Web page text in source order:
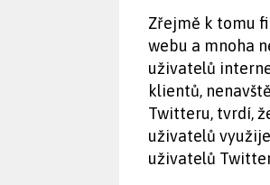
Zřejmě k tomu
webu a mnoha
uživatelů
klientů,
Twitteru, tvrdí,
uživatelů
uživatelů